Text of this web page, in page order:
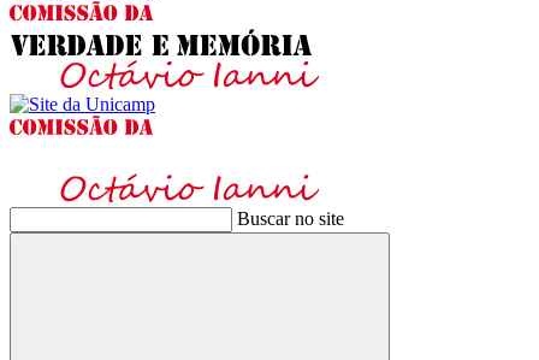
Buscar no site